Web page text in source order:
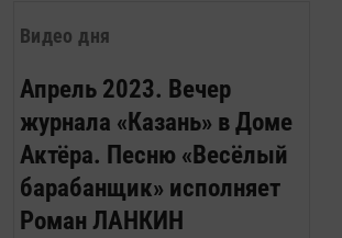
Видео дня
Апрель 2023. Вечер
журнала «Казань» в Доме
Актёра. Песню «Весёлый
барабанщик» исполняет
Роман ЛАНКИН